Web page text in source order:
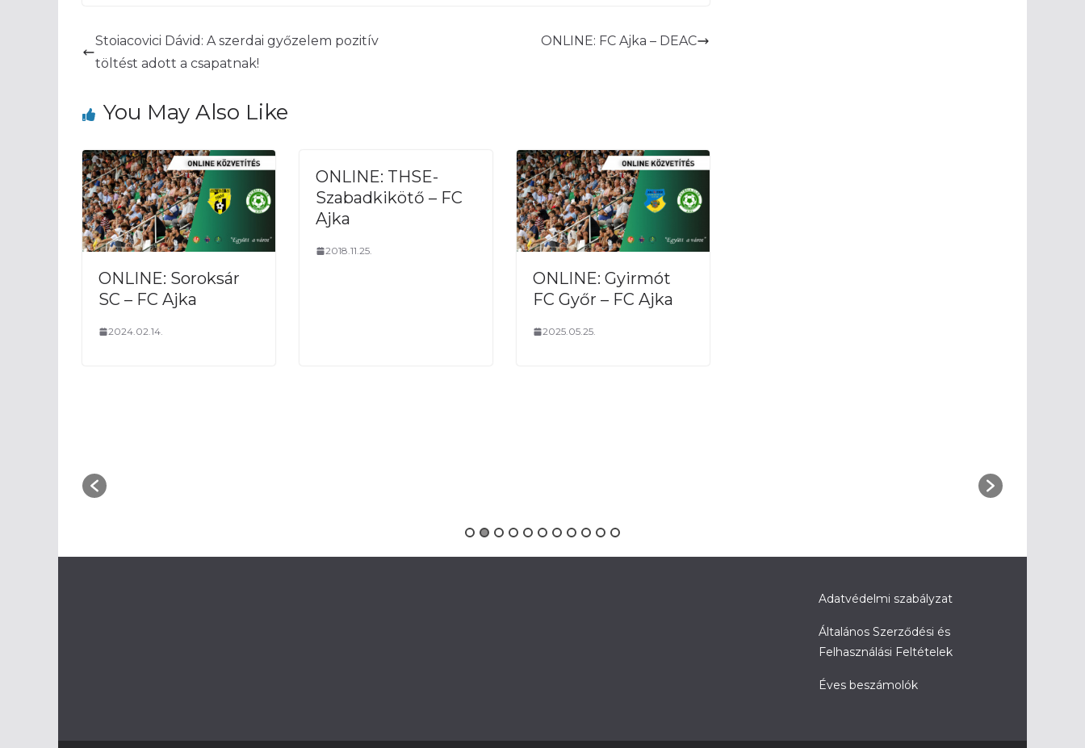
Stoiacovici Dávid: A szerdai győzelem pozitív
töltést adott a csapatnak!
ONLINE: FC Ajka – DEAC
You May Also Like
ONLINE: Soroksár
SC – FC Ajka
2024.02.14.
ONLINE: THSE-
Szabadkikötő – FC
Ajka
2018.11.25.
ONLINE: Gyirmót
FC Győr – FC Ajka
2025.05.25.
Adatvédelmi szabályzat
Általános Szerződési és
Felhasználási Feltételek
Éves beszámolók